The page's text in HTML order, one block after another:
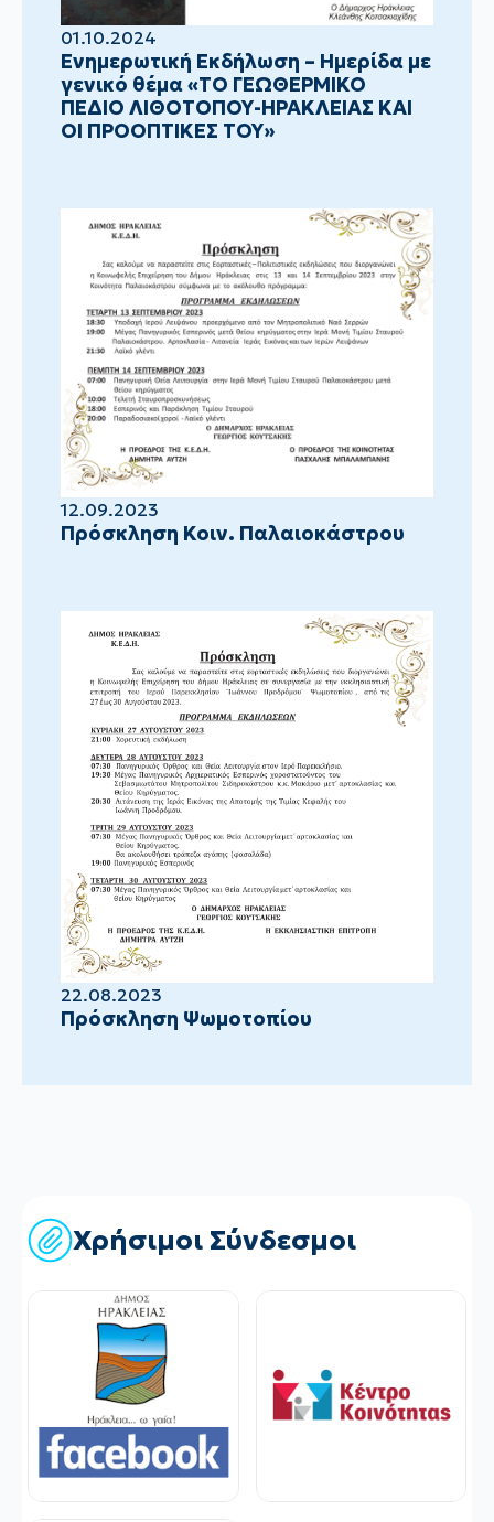
01.10.2024
Ενημερωτική Εκδήλωση – Ημερίδα με
γενικό θέμα «ΤΟ ΓΕΩΘΕΡΜΙΚΟ
ΠΕΔΙΟ ΛΙΘΟΤΟΠΟΥ-ΗΡΑΚΛΕΙΑΣ ΚΑΙ
ΟΙ ΠΡΟΟΠΤΙΚΕΣ ΤΟΥ»
12.09.2023
Πρόσκληση Κοιν. Παλαιοκάστρου
22.08.2023
Πρόσκληση Ψωμοτοπίου
Χρήσιμοι Σύνδεσμοι